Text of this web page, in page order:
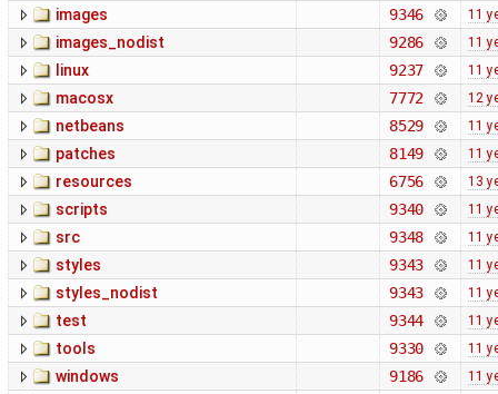
images 9346 11
images_nodist 9286 11
linux 9237 11
macosx 7772 12
netbeans 8529 11
patches 8149 11
resources 6756 13
scripts 9340 11
src 9348 11
styles 9343 11
styles_nodist 9343 11
test 9344 11
tools 9330 11
windows 9186 11